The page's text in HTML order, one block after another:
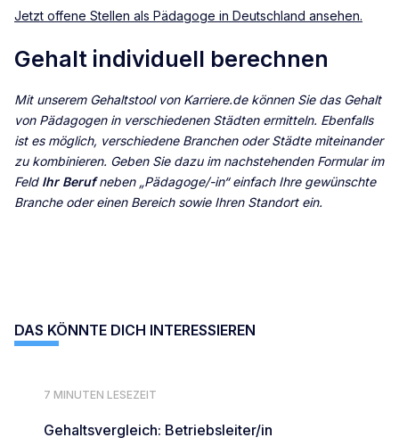
Jetzt offene Stellen als Pädagoge in Deutschland ansehen.
Gehalt individuell berechnen
Mit unserem Gehaltstool von Karriere.de können Sie das Gehalt
von Pädagogen in verschiedenen Städten ermitteln. Ebenfalls
ist es möglich, verschiedene Branchen oder Städte miteinander
zu kombinieren. Geben Sie dazu im nachstehenden Formular im
Feld Ihr Berufneben „Pädagoge/-in“ einfach Ihre gewünschte
Branche oder einen Bereich sowie Ihren Standort ein.
DAS KÖNNTE DICH INTERESSIEREN
7 MINUTEN LESEZEIT
Gehaltsvergleich: Betriebsleiter/in